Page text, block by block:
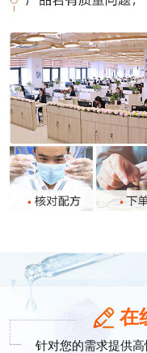
在
针对您的需求提供